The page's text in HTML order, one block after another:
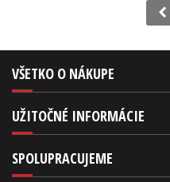
VŠETKO O NÁKUPE
UŽITOČNÉ INFORMÁCIE
SPOLUPRACUJEME